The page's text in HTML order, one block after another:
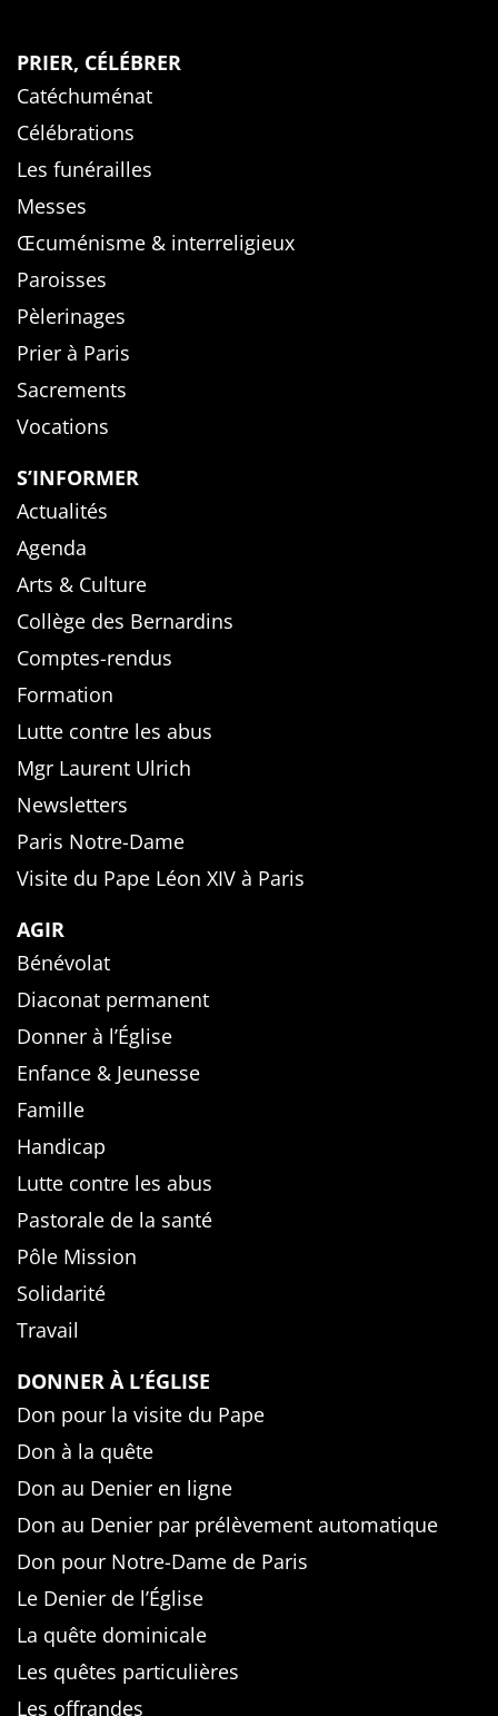
PRIER, CÉLÉBRER
Catéchuménat
Célébrations
Les funérailles
Messes
Œcuménisme & interreligieux
Paroisses
Pèlerinages
Prier à Paris
Sacrements
Vocations
S’INFORMER
Actualités
Agenda
Arts & Culture
Collège des Bernardins
Comptes-rendus
Formation
Lutte contre les abus
Mgr Laurent Ulrich
Newsletters
Paris Notre-Dame
Visite du Pape Léon XIV à Paris
AGIR
Bénévolat
Diaconat permanent
Donner à l’Église
Enfance & Jeunesse
Famille
Handicap
Lutte contre les abus
Pastorale de la santé
Pôle Mission
Solidarité
Travail
DONNER À L’ÉGLISE
Don pour la visite du Pape
Don à la quête
Don au Denier en ligne
Don au Denier par prélèvement automatique
Don pour Notre-Dame de Paris
Le Denier de l’Église
La quête dominicale
Les quêtes particulières
Les offrandes